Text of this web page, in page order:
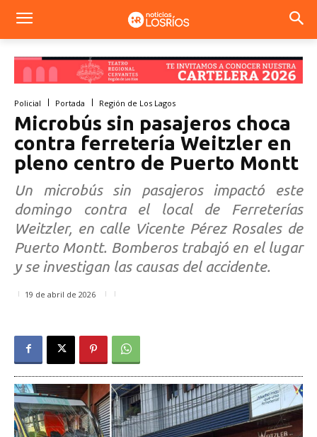
Policial Portada Región de Los Lagos
Microbús sin pasajeros choca
contra ferretería Weitzler en
pleno centro de Puerto Montt
Un microbús sin pasajeros impactó este
domingo contra el local de Ferreterías
Weitzler, en calle Vicente Pérez Rosales de
Puerto Montt. Bomberos trabajó en el lugar
y se investigan las causas del accidente.
19 de abril de 2026